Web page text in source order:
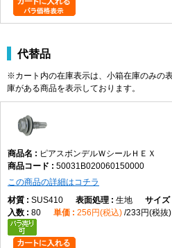
代替品
※カート内の在庫表示は、小箱在庫のみの
庫がある商品を表示しております。
ピアスボンデルＷシールＨＥＸ
50031B020060150000
この商品の詳細はコチラ
SUS410
生地
80
256円(税込) 233円(税抜)